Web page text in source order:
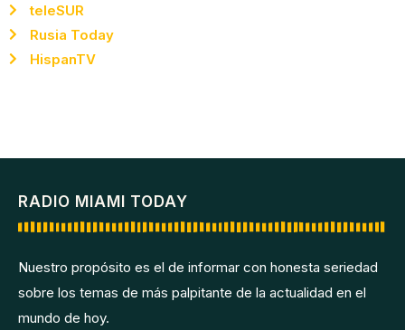
teleSUR
Rusia Today
HispanTV
RADIO MIAMI TODAY
Nuestro propósito es el de informar con honesta seriedad
sobre los temas de más palpitante de la actualidad en el
mundo de hoy.